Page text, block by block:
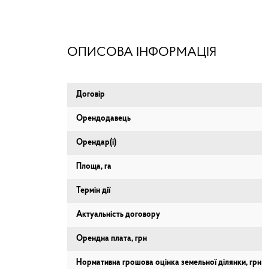
ОПИСОВА ІНФОРМАЦІЯ
Договір
Орендодавець
Орендар(і)
Площа, га
Термін дії
Актуальність договору
Орендна плата, грн
Нормативна грошова оцінка земельної ділянки, грн